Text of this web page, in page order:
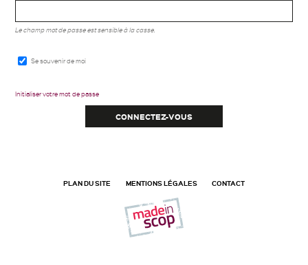
Le champ mot de passe est sensible à la casse.
Se souvenir de moi
Initialiser votre mot de passe
PLAN DU SITE MENTIONS LÉGALES CONTACT